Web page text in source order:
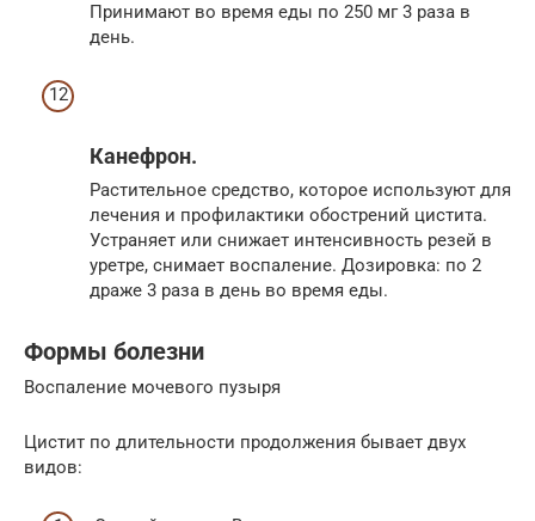
Принимают во время еды по 250 мг 3 раза в
день.
Канефрон.
Растительное средство, которое используют для
лечения и профилактики обострений цистита.
Устраняет или снижает интенсивность резей в
уретре, снимает воспаление. Дозировка: по 2
драже 3 раза в день во время еды.
Формы болезни
Воспаление мочевого пузыря
Цистит по длительности продолжения бывает двух
видов: